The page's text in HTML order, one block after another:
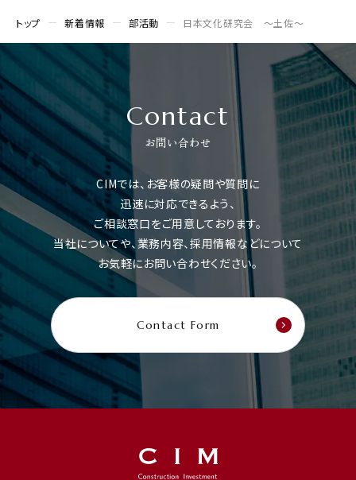
トップ 新着情報 部活動 日本文化研究会 ～土佐～
Contact
お問い合わせ
CIMでは、お客様の疑問や質問に
迅速に対応できるよう、
ご相談窓口をご用意しております。
当社についてや、業務内容、採用情報などについて
お気軽にお問い合わせください。
Contact Form